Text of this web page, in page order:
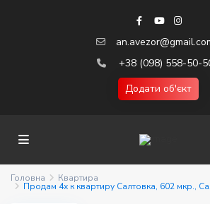
+38 (098) 558-50-
Додати об'єкт
Головна Квартира
Продам 4х к квартиру Салтовка, 602 мкр.,